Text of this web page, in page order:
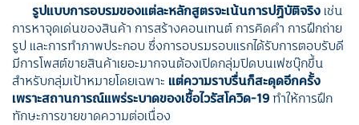
รูปแบบการอบรมของแต่ละหลักสูตรจะเน้นการปฏิบัติจริง เช่น
การหาจุดเด่นของสินค้า การสร้างคอนเทนต์ การคิดคำ การฝึกถ่าย
รูป และการทำภาพประกอบ ซึ่งการอบรมรอบแรกได้รับการตอบรับดี
มีการโพสต์ขายสินค้าเยอะมากจนต้องเปิดกลุ่มปิดบนเฟซบุ๊กขึ้น
สำหรับกลุ่มเป้าหมายโดยเฉพาะ แต่ความราบรื่นก็สะดุดอีกครั้ง
เพราะสถานการณ์แพร่ระบาดของเชื้อไวรัสโควิด-19 ทำให้การฝึก
ทักษะการขายขาดความต่อเนื่อง